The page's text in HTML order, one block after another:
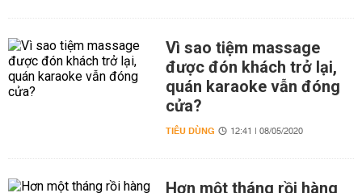
Vì sao tiệm massage
được đón khách trở lại,
quán karaoke vẫn đóng
cửa?
TIÊU DÙNG 12:41 | 08/05/2020
Hơn một tháng rồi hàng